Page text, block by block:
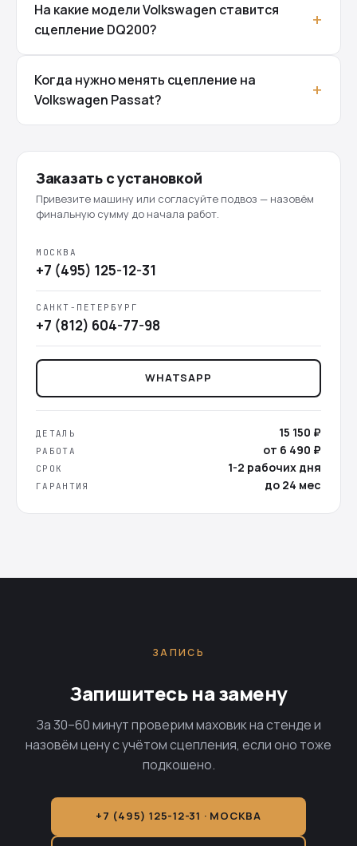
На какие модели Volkswagen ставится
сцепление DQ200?
Когда нужно менять сцепление на
Volkswagen Passat?
Заказать с установкой
Привезите машину или согласуйте подвоз — назовём
финальную сумму до начала работ.
МОСКВА
+7 (495) 125-12-31
САНКТ-ПЕТЕРБУРГ
+7 (812) 604-77-98
WHATSAPP
ДЕТАЛЬ 15 150 ₽
РАБОТА от 6 490 ₽
СРОК 1-2 рабочих дня
ГАРАНТИЯ до 24 мес
ЗАПИСЬ
Запишитесь на замену
За 30–60 минут проверим маховик на стенде и
назовём цену с учётом сцепления, если оно тоже
подкошено.
+7 (495) 125-12-31 · МОСКВА